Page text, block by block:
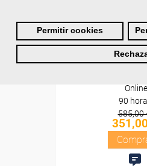
Permitir cookies
Online
90
585,00